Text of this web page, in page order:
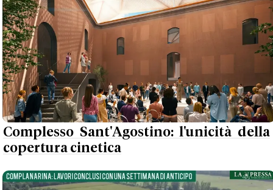
Complesso Sant'Agostino: l'unicità della
copertura cinetica